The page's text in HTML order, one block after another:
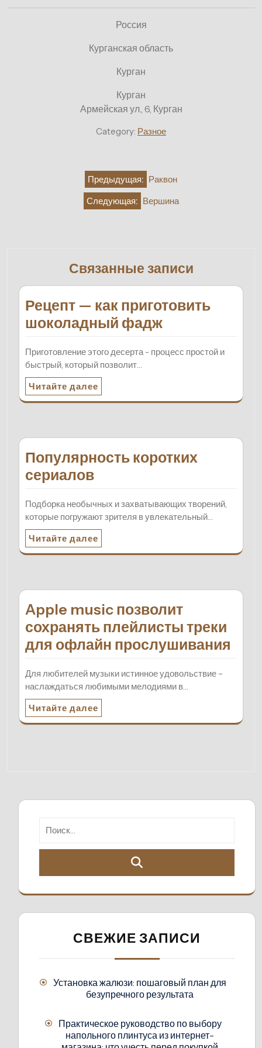
Россия
Курганская область
Курган
Курган
Армейская ул., 6, Курган
Category: Разное
Предыдущая: Раквон
Следующая: Вершина
Связанные записи
Рецепт — как приготовить
шоколадный фадж
Приготовление этого десерта - процесс простой и
быстрый, который позволит…
Читайте далее
Популярность коротких
сериалов
Подборка необычных и захватывающих творений,
которые погружают зрителя в увлекательный…
Читайте далее
Apple music позволит
сохранять плейлисты треки
для офлайн прослушивания
Для любителей музыки истинное удовольствие –
наслаждаться любимыми мелодиями в…
Читайте далее
СВЕЖИЕ ЗАПИСИ
Установка жалюзи: пошаговый план для
безупречного результата
Практическое руководство по выбору
напольного плинтуса из интернет-